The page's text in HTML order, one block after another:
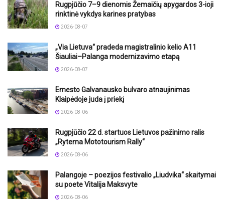
Rugpjūčio 7–9 dienomis Žemaičių apygardos 3-ioji
rinktinė vykdys karines pratybas
2026-08-07
„Via Lietuva“ pradeda magistralinio kelio A11
Šiauliai–Palanga modernizavimo etapą
2026-08-07
Ernesto Galvanausko bulvaro atnaujinimas
Klaipėdoje juda į priekį
2026-08-06
Rugpjūčio 22 d. startuos Lietuvos pažinimo ralis
„Ryterna Mototourism Rally“
2026-08-06
Palangoje – poezijos festivalio „Liudvika“ skaitymai
su poete Vitalija Maksvyte
2026-08-06